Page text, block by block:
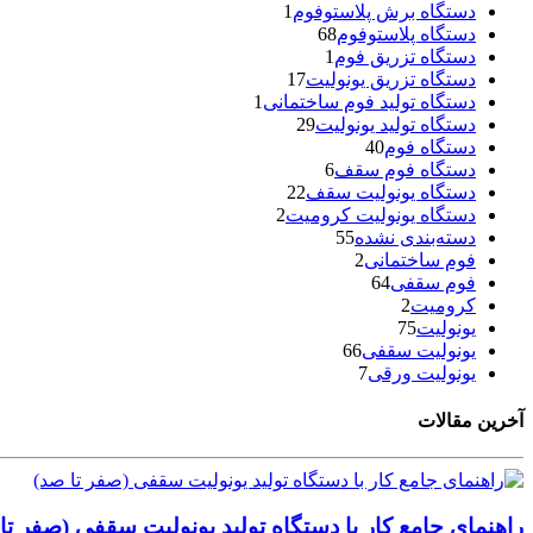
دستگاه برش پلاستوفوم 1
دستگاه پلاستوفوم68
دستگاه تزریق فوم 1
دستگاه تزریق یونولیت17
دستگاه تولید فوم ساختمانی 1
دستگاه تولید یونولیت29
دستگاه فوم40
دستگاه فوم سقف6
دستگاه یونولیت سقف22
دستگاه یونولیت کرومیت2
دسته‌بندی نشده55
فوم ساختمانی2
فوم سقفی64
کرومیت2
یونولیت75
یونولیت سقفی66
یونولیت ورقی7
آخرین مقالات
راهنمای جامع کار با دستگاه تولید یونولیت سقفی (صفر